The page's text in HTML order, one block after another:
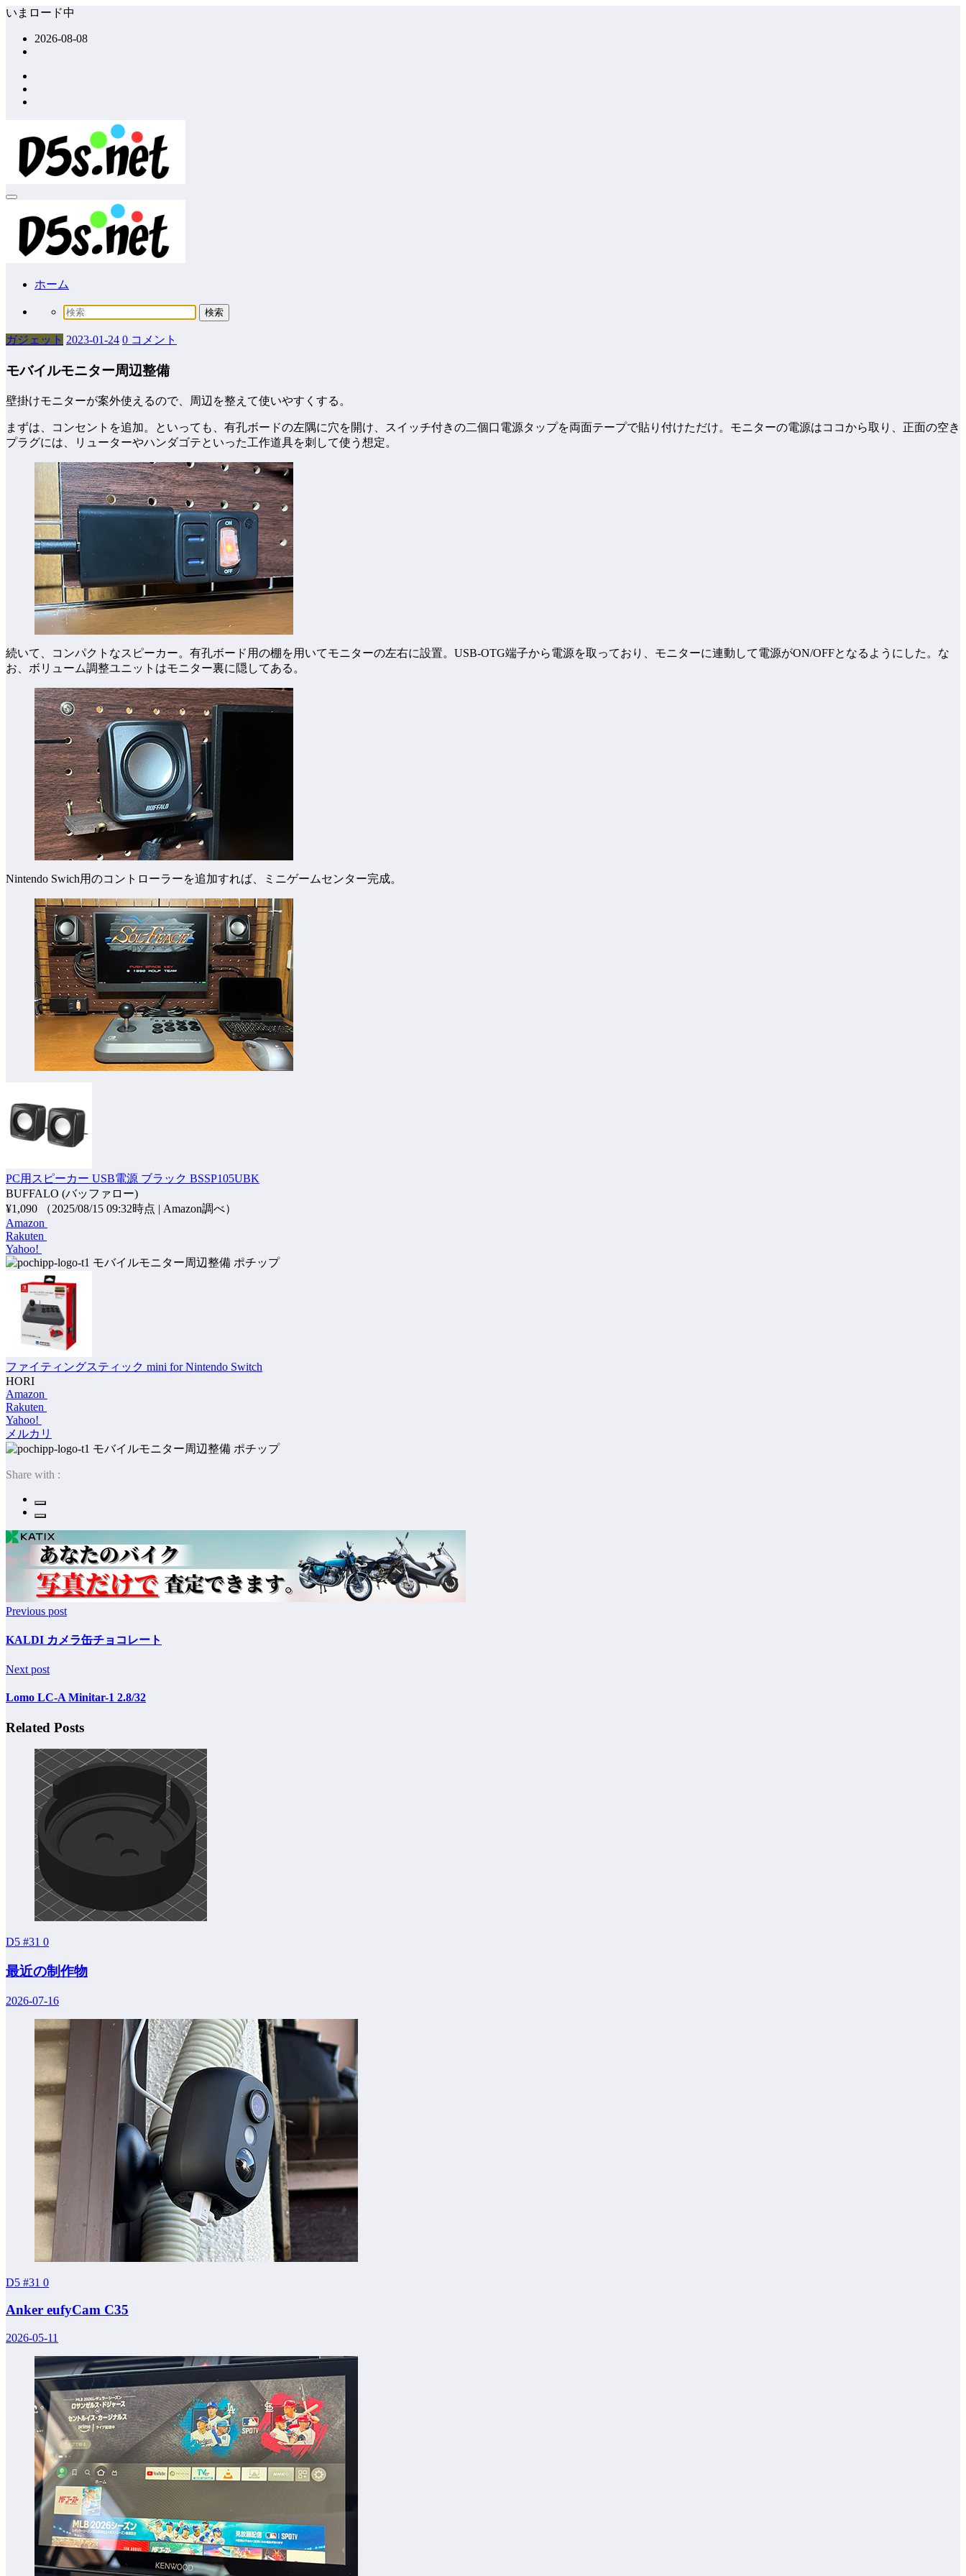
コ
いまロード中
2026-08-08
ホーム
ガジェット 2023-01-24 0 コメント
モバイルモニター周辺整備
壁掛けモニターが案外使えるので、周辺を整えて使いやすくする。
まずは、コンセントを追加。といっても、有孔ボードの左隅に穴を開け、スイッチ付きの二個口電源タップを両面テープで貼り付けただけ。モニターの電源はココから取り、正面の空き
プラグには、リューターやハンダゴテといった工作道具を刺して使う想定。
続いて、コンパクトなスピーカー。有孔ボード用の棚を用いてモニターの左右に設置。USB-OTG端子から電源を取っており、モニターに連動して電源がON/OFFとなるようにした。な
お、ボリューム調整ユニットはモニター裏に隠してある。
Nintendo Swich用のコントローラーを追加すれば、ミニゲームセンター完成。
PC用スピーカー USB電源 ブラック BSSP105UBK
BUFFALO (バッファロー)
¥1,090
（2025/08/15 09:32時点 | Amazon調べ）
Amazon
Rakuten
Yahoo!
ポチップ
ファイティングスティック mini for Nintendo Switch
HORI
Amazon
Rakuten
Yahoo!
メルカリ
ポチップ
Share with :
Previous post
KALDI カメラ缶チョコレート
Next post
Lomo LC-A Minitar-1 2.8/32
Related Posts
D5 #31 0
最近の制作物
2026-07-16
D5 #31 0
Anker eufyCam C35
2026-05-11